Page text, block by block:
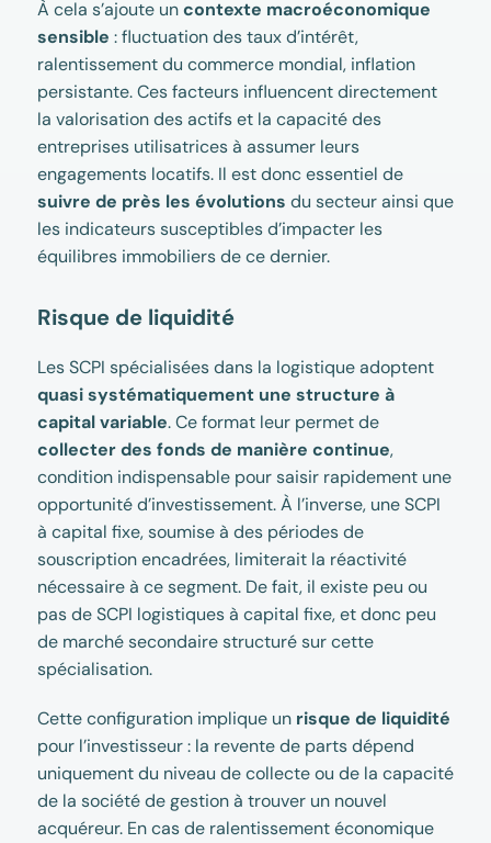
À cela s’ajoute uncontexte macroéconomique
sensible : fluctuation des taux d’intérêt,
ralentissement du commerce mondial, inflation
persistante. Ces facteurs influencent directement
la valorisation des actifs et la capacité des
entreprises utilisatrices à assumer leurs
engagements locatifs. Il est donc essentiel de
suivre de près les évolutions du secteur ainsi que
les indicateurs susceptibles d’impacter les
équilibres immobiliers de ce dernier.
Risque de liquidité
Les SCPI spécialisées dans la logistique adoptent
quasi systématiquement une structure à
capital variable. Ce format leur permet de
collecter des fonds de manière continue,
condition indispensable pour saisir rapidement une
opportunité d’investissement. À l’inverse, une SCPI
à capital fixe, soumise à des périodes de
souscription encadrées, limiterait la réactivité
nécessaire à ce segment. De fait, il existe peu ou
pas de SCPI logistiques à capital fixe, et donc peu
de marché secondaire structuré sur cette
spécialisation.
Cette configuration implique un risque de liquidité
pour l’investisseur : la revente de parts dépend
uniquement du niveau de collecte ou de la capacité
de la société de gestion à trouver un nouvel
acquéreur. En cas de ralentissement économique